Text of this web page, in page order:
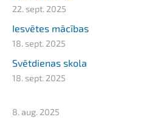
22. sept. 2025
Iesvētes mācības
18. sept. 2025
Svētdienas skola
18. sept. 2025
8. aug. 2025